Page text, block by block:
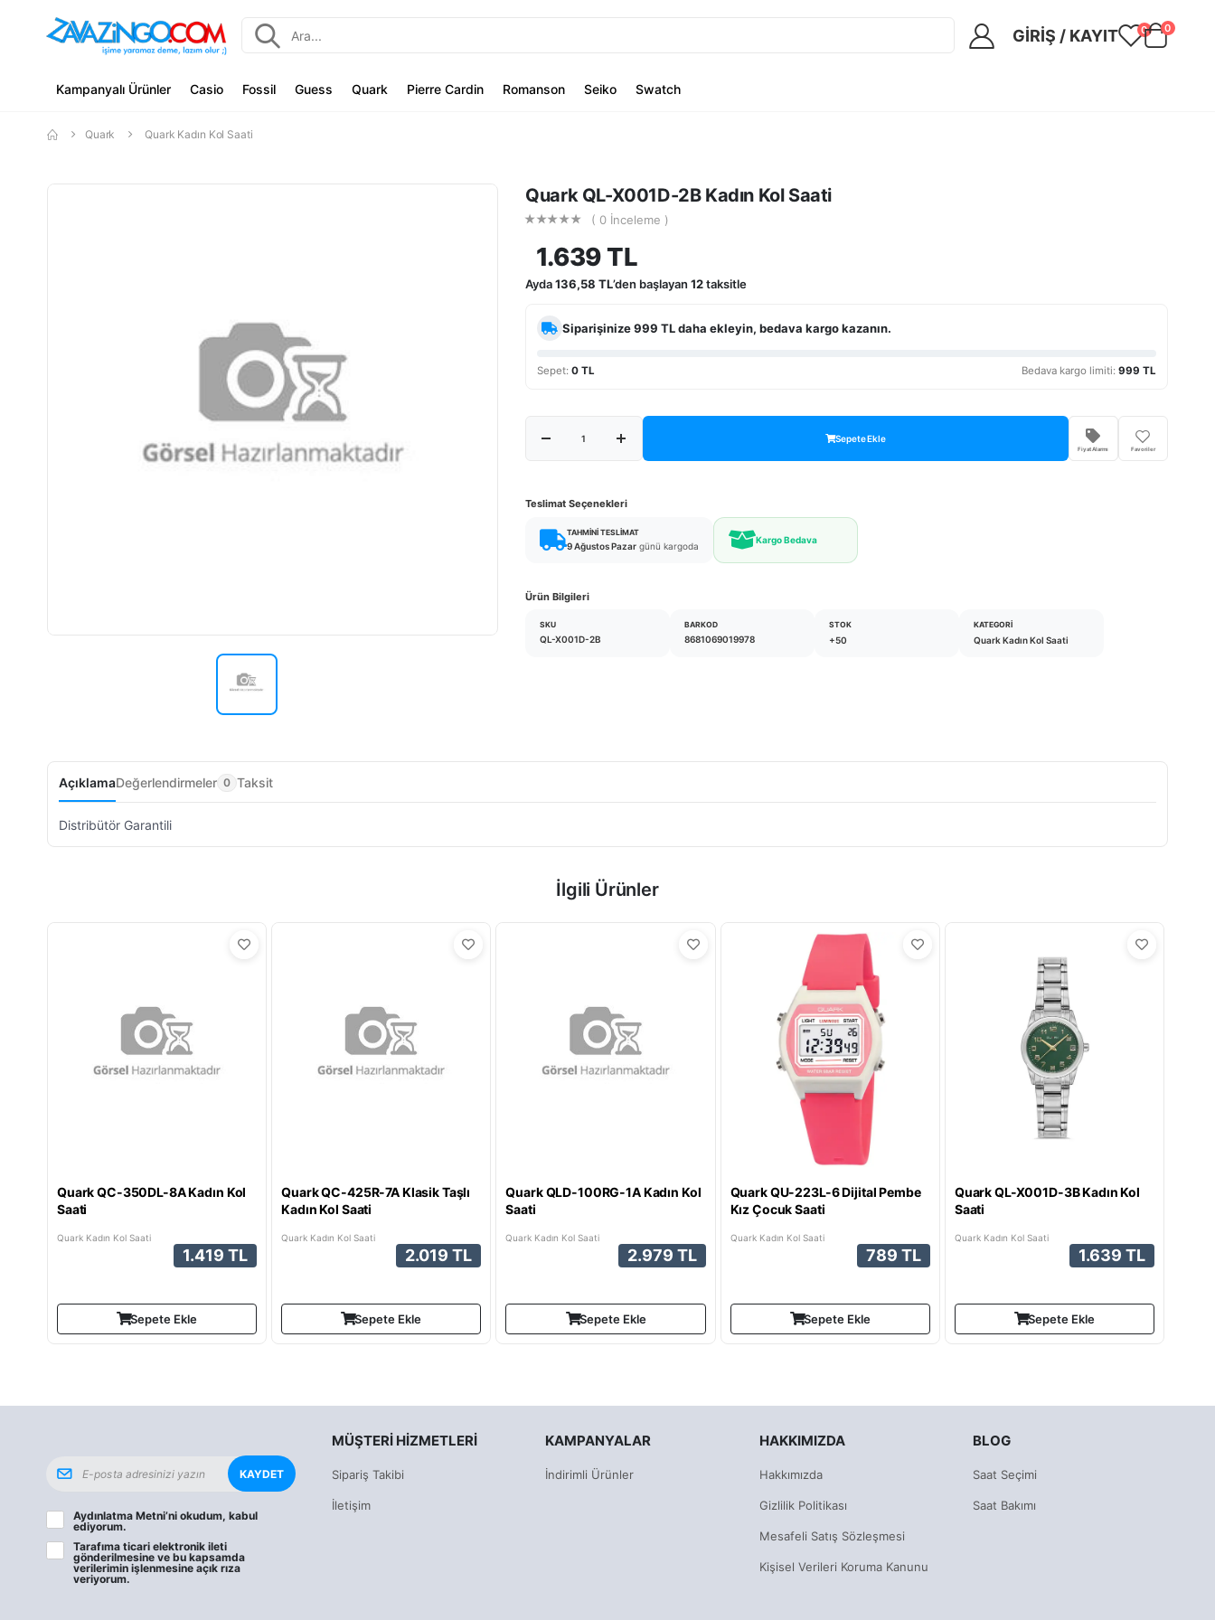
GIRIŞ / KAYIT 0 0
Kampanyalı Ürünler Casio Fossil Guess Quark Pierre Cardin Romanson Seiko Swatch
Quark Quark Kadın Kol Saati
Quark QL-X001D-2B Kadın Kol Saati
( 0 İnceleme )
1.639 TL
Ayda136,58 TL’den başlayan12taksitle
Siparişinize999 TLdaha ekleyin, bedava kargo kazanın.
Sepet:0 TL Bedava kargo limiti: 999 TL
Sepete Ekle
Fiyat Alarmı Favoriler
Teslimat Seçenekleri
TAHMINI TESLIMAT
9 Ağustos Pazar günü kargoda
Kargo Bedava
Ürün Bilgileri
SKU
QL-X001D-2B
BARKOD
8681069019978
STOK
+50
KATEGORI
Quark Kadın Kol Saati
AçıklamaDeğerlendirmeler 0 Taksit
Distribütör Garantili
İlgili Ürünler
Quark QC-350DL-8A Kadın Kol
Saati
Quark Kadın Kol Saati
1.419 TL
Sepete Ekle
Quark QC-425R-7A Klasik Taşlı
Kadın Kol Saati
Quark Kadın Kol Saati
2.019 TL
Sepete Ekle
Quark QLD-100RG-1A Kadın Kol
Saati
Quark Kadın Kol Saati
2.979 TL
Sepete Ekle
Quark QU-223L-6 Dijital Pembe
Kız Çocuk Saati
Quark Kadın Kol Saati
789 TL
Sepete Ekle
Quark QL-X001D-3B Kadın Kol
Saati
Quark Kadın Kol Saati
1.639 TL
Sepete Ekle
MÜŞTERI HIZMETLERI
Sipariş Takibi
İletişim
KAMPANYALAR
İndirimli Ürünler
HAKKIMIZDA
Hakkımızda
Gizlilik Politikası
Mesafeli Satış Sözleşmesi
Kişisel Verileri Koruma Kanunu
BLOG
Saat Seçimi
Saat Bakımı
KAYDET
Aydınlatma Metni’ni okudum, kabul
ediyorum.
Tarafıma ticari elektronik ileti
gönderilmesine ve bu kapsamda
verilerimin işlenmesineaçık rıza
veriyorum.